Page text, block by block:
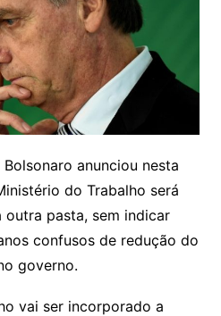
anunciou nesta
do Trabalho será
outra pasta, sem indicar
confusos de redução do
governo.
vai ser incorporado a